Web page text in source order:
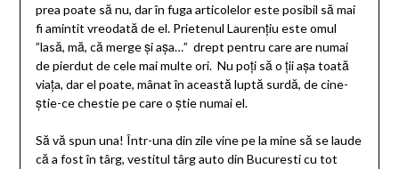
prea poate să nu, dar în fuga articolelor este posibil să mai
fi amintit vreodată de el. Prietenul Laurențiu este omul
”lasă, mă, că merge și așa…” drept pentru care are numai
de pierdut de cele mai multe ori. Nu poți să o ții așa toată
viața, dar el poate, mânat în această luptă surdă, de cine-
știe-ce chestie pe care o știe numai el.
Să vă spun una! Într-una din zile vine pe la mine să se laude
că a fost în târg, vestitul târg auto din Bucuresti cu tot